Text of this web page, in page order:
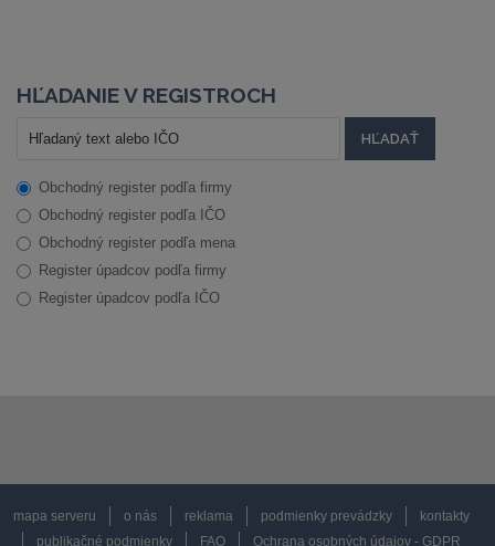
HĽADANIE V REGISTROCH
Obchodný register podľa firmy
Obchodný register podľa IČO
Obchodný register podľa mena
Register úpadcov podľa firmy
Register úpadcov podľa IČO
mapa serveru o nás reklama podmienky prevádzky
kontakty
publikačné podmienky
FAQ Ochrana osobných údajov - GDPR